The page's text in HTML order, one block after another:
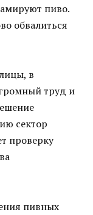
пиво.
обвалиться
в
труд и
сектор
проверку
пивных